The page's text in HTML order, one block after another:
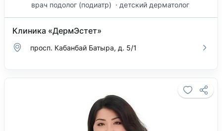
врач подолог (подиатр)
детский дерматолог
Клиника «ДермЭстет»
просп. Кабанбай Батыра, д. 5/1